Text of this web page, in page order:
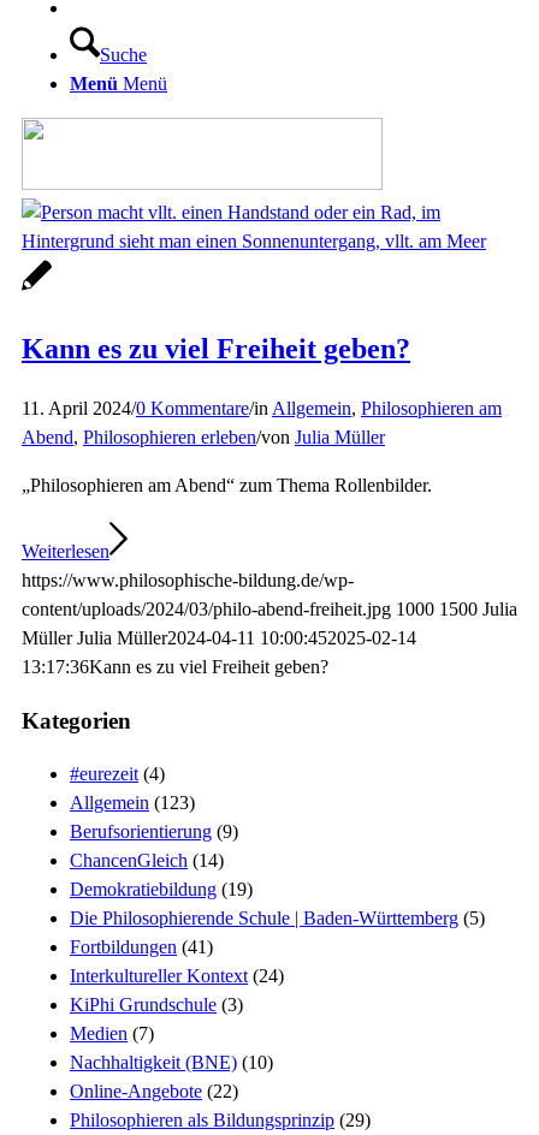
Suche
Menü Menü
Kann es zu viel Freiheit geben?
11. April 2024/0 Kommentare/in Allgemein, Philosophieren am
Abend, Philosophieren erleben/von Julia Müller
„Philosophieren am Abend“ zum Thema Rollenbilder.
Weiterlesen
https://www.philosophische-bildung.de/wp-
content/uploads/2024/03/philo-abend-freiheit.jpg 1000 1500 Julia
Müller Julia Müller2024-04-11 10:00:452025-02-14
13:17:36Kann es zu viel Freiheit geben?
Kategorien
#eurezeit (4)
Allgemein (123)
Berufsorientierung (9)
ChancenGleich (14)
Demokratiebildung (19)
Die Philosophierende Schule | Baden-Württemberg (5)
Fortbildungen (41)
Interkultureller Kontext (24)
KiPhi Grundschule (3)
Medien (7)
Nachhaltigkeit (BNE) (10)
Online-Angebote (22)
Philosophieren als Bildungsprinzip (29)